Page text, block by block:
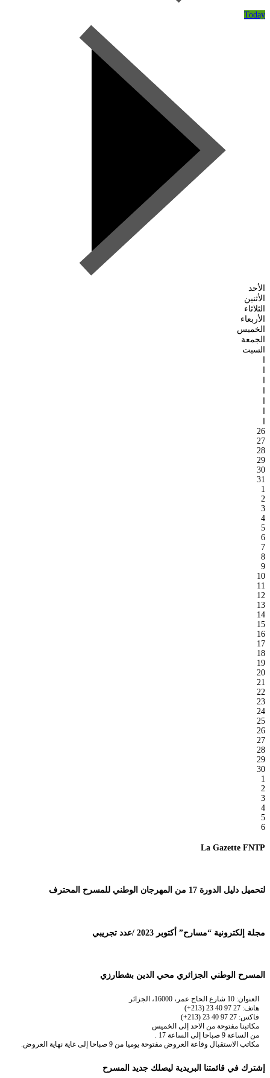
Today
الأحد
الأثنين
الثلاثاء
الأربعاء
الخميس
الجمعة
السبت
ا
ا
ا
ا
ا
ا
ا
26
27
28
29
30
31
1
2
3
4
5
6
7
8
9
10
11
12
13
14
15
16
17
18
19
20
21
22
23
24
25
26
27
28
29
30
1
2
3
4
5
6
La Gazette FNTP
لتحميل دليل الدورة 17 من المهرجان الوطني للمسرح المحترف
مجلة إلكترونية “مسارح” أكتوبر 2023 /عدد تجريبي
المسرح الوطني الجزائري محي الدين بشطارزي
العنوان: 10 شارع الحاج عمر، 16000، الجزائر
هاتف: 27 97 40 23 (213+)
فاكس: 27 97 40 23 (213+)
مكاتبنا مفتوحة من الاحد إلى الخميس
من الساعة 9 صباحا إلى الساعة 17 .
مكاتب الاستقبال وقاعة العروض مفتوحة يوميا من 9 صباحا إلى غاية نهاية العروض.
إشترك في قائمتنا البريدية ليصلك جديد المسرح